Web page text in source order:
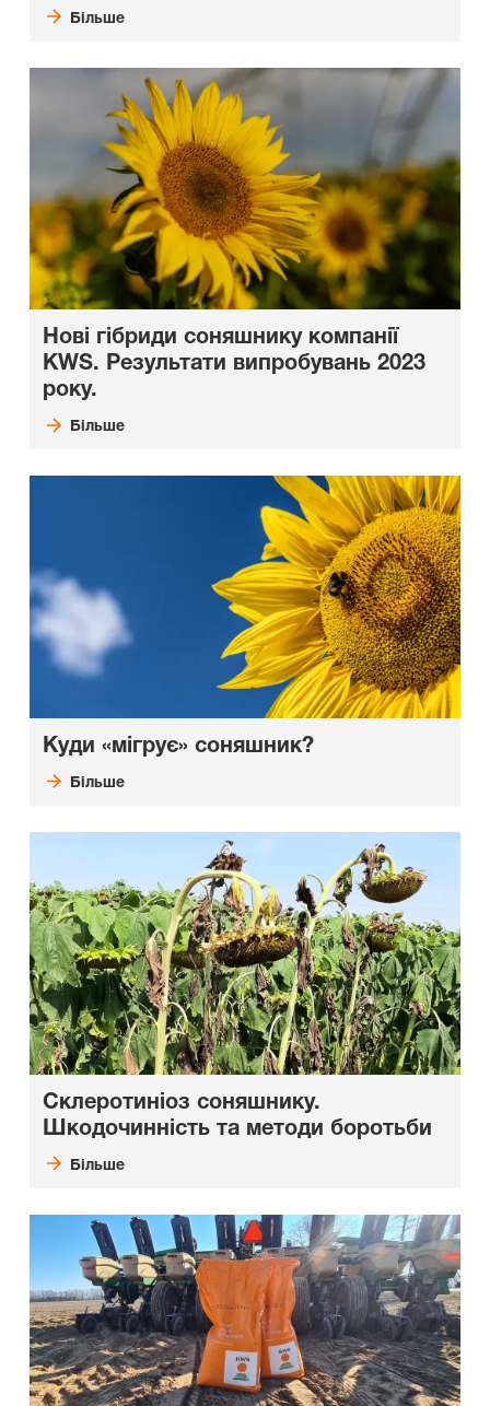
Більше
Нові гібриди соняшнику компанії
KWS. Результати випробувань 2023
року.
Більше
Куди «мігрує» соняшник?
Більше
Склеротиніоз соняшнику.
Шкодочинність та методи боротьби
Більше